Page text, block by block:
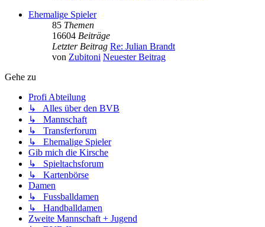
Ehemalige Spieler
85 Themen
16604 Beiträge
Letzter Beitrag Re: Julian Brandt
von Zubitoni Neuester Beitrag
Gehe zu
Profi Abteilung
↳ Alles über den BVB
↳ Mannschaft
↳ Transferforum
↳ Ehemalige Spieler
Gib mich die Kirsche
↳ Spieltachsforum
↳ Kartenbörse
Damen
↳ Fussballdamen
↳ Handballdamen
Zweite Mannschaft + Jugend